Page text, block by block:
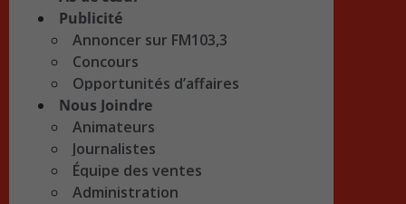
Publicité
Annoncer sur FM103,3
Concours
Opportunités d’affaires
Nous Joindre
Animateurs
Journalistes
Équipe des ventes
Administration